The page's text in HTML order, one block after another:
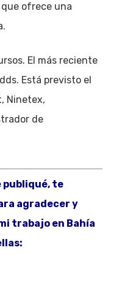
ofrece una
El más reciente
Está previsto el
Ninetex,
de
publiqué, te
agradecer y
trabajo en Bahía